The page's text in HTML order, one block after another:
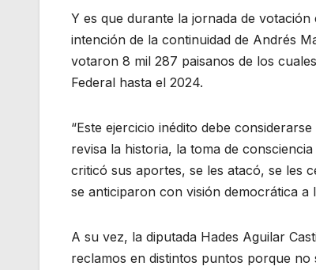
Y es que durante la jornada de
intención de la continuidad de Andrés
votaron 8 mil 287 paisanos de los
Federal hasta el 2024.
“Este ejercicio inédito debe
revisa la historia, la toma de
criticó sus aportes, se les atacó, se les
se anticiparon con visión democrática a
A su vez, la diputada Hades Aguilar
reclamos en distintos puntos porque